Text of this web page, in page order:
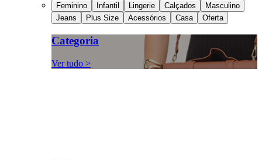
Feminino Infantil Lingerie Calçados
Masculino
Jeans
Plus Size Acessórios Casa Oferta
Categoria
Ver tudo >